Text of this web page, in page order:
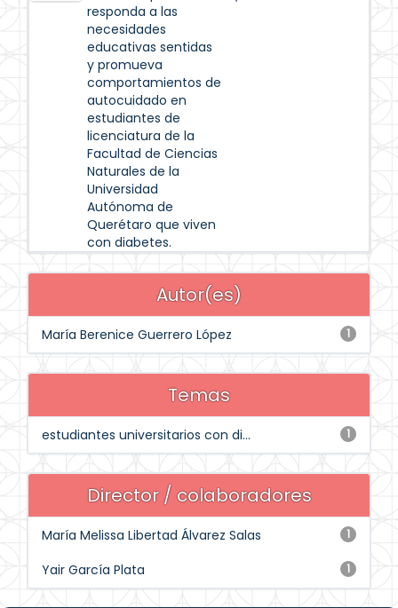
responda a las
necesidades
educativas sentidas
y promueva
comportamientos de
autocuidado en
estudiantes de
licenciatura de la
Facultad de Ciencias
Naturales de la
Universidad
Autónoma de
Querétaro que viven
con diabetes.
Autor(es)
1
María Berenice Guerrero López
Temas
1
estudiantes universitarios con di...
Director / colaboradores
1
María Melissa Libertad Álvarez Salas
1
Yair García Plata